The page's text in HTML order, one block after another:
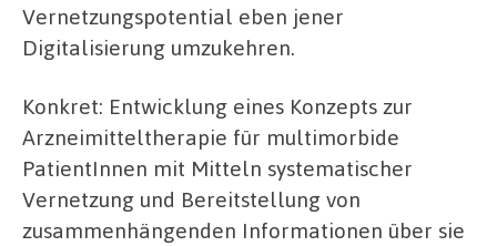
Vernetzungspotential eben jener
Digitalisierung umzukehren.
Konkret: Entwicklung eines Konzepts zur
Arzneimitteltherapie für multimorbide
PatientInnen mit Mitteln systematischer
Vernetzung und Bereitstellung von
zusammenhängenden Informationen über sie